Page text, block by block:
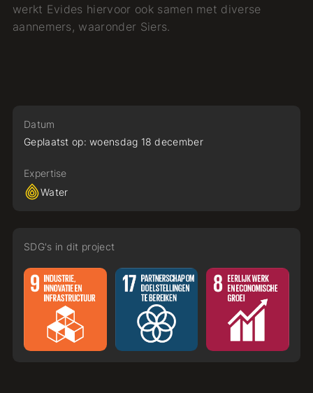
werkt Evides hiervoor ook samen met diverse
aannemers, waaronder Siers.
Datum
Geplaatst op: woensdag 18 december
Expertise
Water
SDG's in dit project